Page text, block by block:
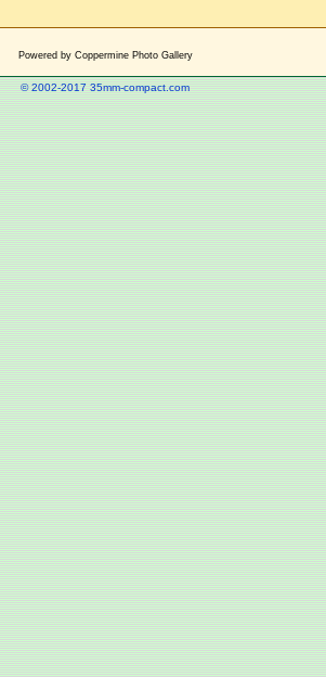
Powered by Coppermine Photo Gallery
© 2002-2017 35mm-compact.com